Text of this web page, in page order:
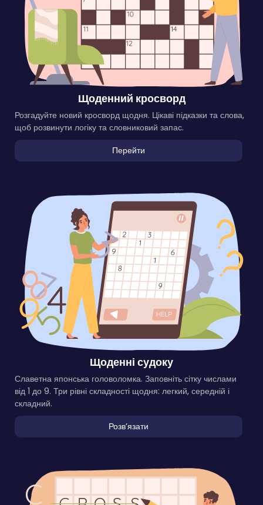
Щоденний кросворд
Розгадуйте новий кросворд щодня. Цікаві підказки та слова,
щоб розвинути логіку та словниковий запас.
Перейти
Щоденні судоку
Славетна японська головоломка. Заповніть сітку числами
від 1 до 9. Три рівні складності щодня: легкий, середній і
складний.
Розвʼязати